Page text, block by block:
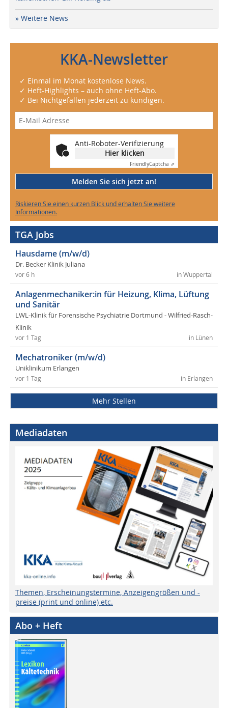
» Weitere News
KKA-Newsletter
✓ Einmal im Monat kostenlose News.
✓ Heft-Highlights – auch ohne Heft-Abo.
✓ Bei Nichtgefallen jederzeit zu kündigen.
Anti-Roboter-Verifizierung
Hier klicken
FriendlyCaptcha ⇗
Melden Sie sich jetzt an!
Riskieren Sie einen kurzen Blick und erhalten Sie weitere
Informationen.
TGA Jobs
Hausdame (m/w/d)
Dr. Becker Klinik Juliana
in Wuppertal
vor 6 h
Anlagenmechaniker:in für Heizung, Klima, Lüftung
und Sanitär
LWL-Klinik für Forensische Psychiatrie Dortmund - Wilfried-Rasch-
Klinik
in Lünen
vor 1 Tag
Mechatroniker (m/w/d)
Uniklinikum Erlangen
in Erlangen
vor 1 Tag
Mehr Stellen
Mediadaten
Themen, Erscheinungstermine, Anzeigengrößen und -
preise (print und online) etc.
Abo + Heft